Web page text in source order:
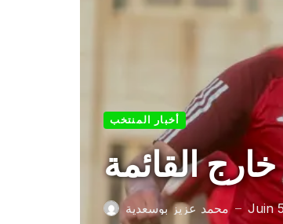
أخبار المنتخب
القائمة
محمد عزيز بوسعدية — Juin